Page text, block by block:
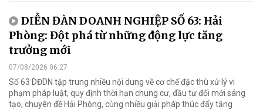
DIỄN ĐÀN DOANH NGHIỆP SỐ 63: Hải
Phòng: Đột phá từ những động lực tăng
trưởng mới
07/08/2026 06:27
Số 63 DĐDN tập trung nhiều nội dung về cơ chế đặc thù xử lý vi
phạm pháp luật, quy định thời hạn chung cư, đầu tư đổi mới sáng
tạo, chuyên đề Hải Phòng, cùng nhiều giải pháp thúc đẩy tăng